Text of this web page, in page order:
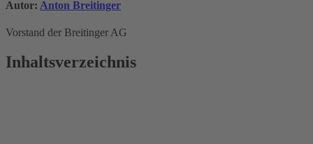
Autor: Anton Breitinger
Vorstand der Breitinger AG
Inhaltsverzeichnis